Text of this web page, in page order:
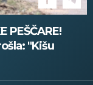
PEŠČARE!
"Kišu